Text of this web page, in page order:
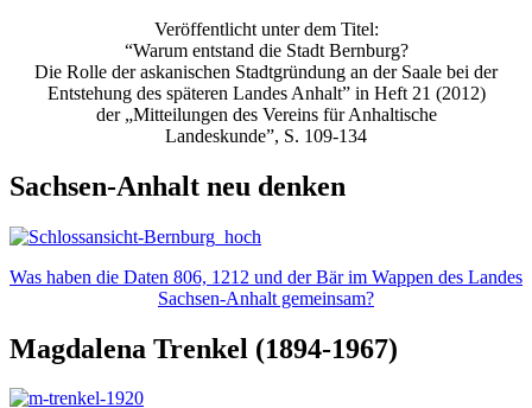
Veröffentlicht unter dem Titel:
“Warum entstand die Stadt Bernburg?
Die Rolle der askanischen Stadtgründung an der Saale bei der
Entstehung des späteren Landes Anhalt” in Heft 21 (2012)
der „Mitteilungen des Vereins für Anhaltische
Landeskunde”, S. 109-134
Sachsen-Anhalt neu denken
Was haben die Daten 806, 1212 und der Bär im Wappen des Landes
Sachsen-Anhalt gemeinsam?
Magdalena Trenkel (1894-1967)